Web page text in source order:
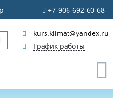
+7-906-692-60-68
kurs.klimat@yandex.ru
График работы